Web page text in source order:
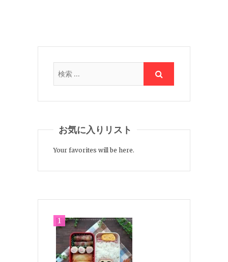
お気に入りリスト
Your favorites will be here.